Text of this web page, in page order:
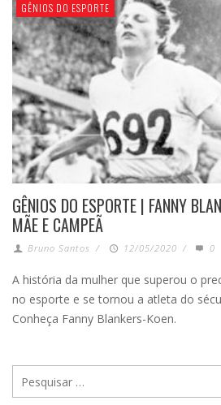
GÊNIOS DO ESPORTE
GÊNIOS DO ESPORTE | FANNY
MÃE E CAMPEÃ
Bruno Santos / 12/05/2020 / 0
A história da mulher que superou o
no esporte e se tornou a atleta do
Conheça Fanny Blankers-Koen.